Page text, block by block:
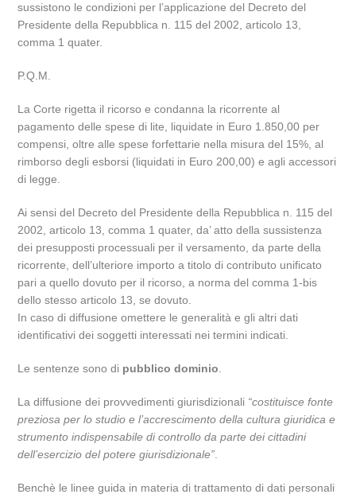
sussistono le condizioni per l’applicazione del Decreto del
Presidente della Repubblica n. 115 del 2002, articolo 13,
comma 1 quater.
P.Q.M.
La Corte rigetta il ricorso e condanna la ricorrente al
pagamento delle spese di lite, liquidate in Euro 1.850,00 per
compensi, oltre alle spese forfettarie nella misura del 15%, al
rimborso degli esborsi (liquidati in Euro 200,00) e agli accessori
di legge.
Ai sensi del Decreto del Presidente della Repubblica n. 115 del
2002, articolo 13, comma 1 quater, da’ atto della sussistenza
dei presupposti processuali per il versamento, da parte della
ricorrente, dell’ulteriore importo a titolo di contributo unificato
pari a quello dovuto per il ricorso, a norma del comma 1-bis
dello stesso articolo 13, se dovuto.
In caso di diffusione omettere le generalità e gli altri dati
identificativi dei soggetti interessati nei termini indicati.
Le sentenze sono di pubblico dominio
La diffusione dei provvedimenti giurisdizionali “costituisce fonte
preziosa per lo studio e l’accrescimento della cultura giuridica e
strumento indispensabile di controllo da parte dei cittadini
dell’esercizio del potere giurisdizionale”
Benchè le linee guida in materia di trattamento di dati personali